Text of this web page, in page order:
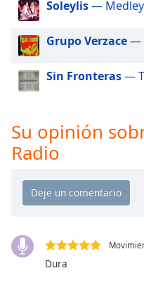
window.
cancel
and
close
Text
Opacity
Text
Background
Soleylis— Medley
Grupo Verzace—
Sin Fronteras—
Su opinión
Radio
Dura